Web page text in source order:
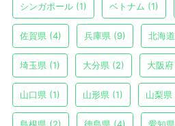
シンガポール (1) ベトナム (1)
佐賀県 (4) 兵庫県 (9) 北海道
埼玉県 (1) 大分県 (2) 大阪府
山口県 (1) 山形県 (1) 山梨県